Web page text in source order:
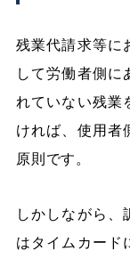
残業代請求等に
して労働者側に
れていない残業
ければ、使用者
原則です。
しかしながら、
はタイムカード